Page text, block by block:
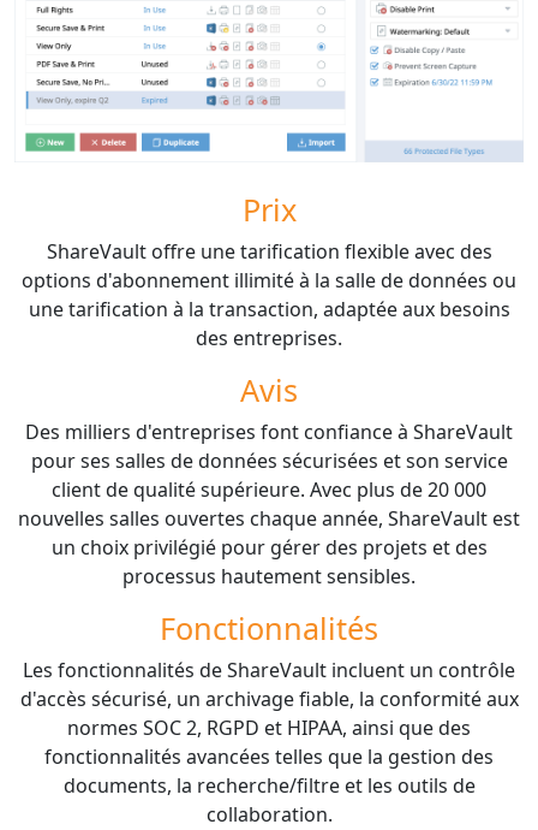
Prix
ShareVault offre une tarification flexible avec des
options d'abonnement illimité à la salle de données ou
une tarification à la transaction, adaptée aux besoins
des entreprises.
Avis
Des milliers d'entreprises font confiance à ShareVault
pour ses salles de données sécurisées et son service
client de qualité supérieure. Avec plus de 20 000
nouvelles salles ouvertes chaque année, ShareVault est
un choix privilégié pour gérer des projets et des
processus hautement sensibles.
Fonctionnalités
Les fonctionnalités de ShareVault incluent un contrôle
d'accès sécurisé, un archivage fiable, la conformité aux
normes SOC 2, RGPD et HIPAA, ainsi que des
fonctionnalités avancées telles que la gestion des
documents, la recherche/filtre et les outils de
collaboration.